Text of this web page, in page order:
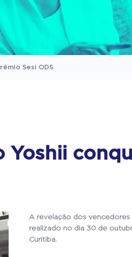
Sesi ODS
Yoshii
A revelação dos
realizado no dia 30 de
Curitiba.